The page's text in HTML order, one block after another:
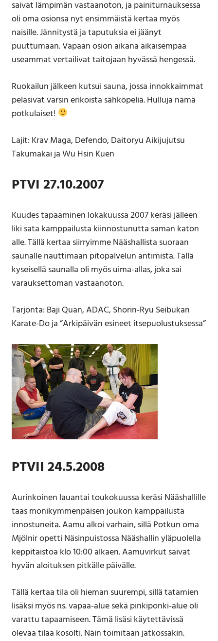
saivat lämpimän vastaanoton, ja painiturnauksessa
oli oma osionsa nyt ensimmäistä kertaa myös
naisille. Jännitystä ja taputuksia ei jäänyt
puuttumaan. Vapaan osion aikana aikaisempaa
useammat vertailivat taitojaan hyvässä hengessä.
Ruokailun jälkeen kutsui sauna, jossa innokkaimmat
pelasivat varsin erikoista sähköpeliä. Hulluja nämä
potkulaiset!
Lajit: Krav Maga, Defendo, Daitoryu Aikijujutsu
Takumakai ja Wu Hsin Kuen
PTVI 27.10.2007
Kuudes tapaaminen lokakuussa 2007 keräsi jälleen
liki sata kamppailusta kiinnostunutta saman katon
alle. Tällä kertaa siirryimme Nääshallista suoraan
saunalle nauttimaan pitopalvelun antimista. Tällä
kyseisellä saunalla oli myös uima-allas, joka sai
varauksettoman vastaanoton.
Tarjonta: Baji Quan, ADAC, Shorin-Ryu Seibukan
Karate-Do ja ”Arkipäivän esineet itsepuolustuksessa”
PTVII 24.5.2008
Aurinkoinen lauantai toukokuussa keräsi Nääshallille
taas monikymmenpäisen joukon kamppailusta
innostuneita. Aamu alkoi varhain, sillä Potkun oma
Mjölnir opetti Näsinpuistossa Nääshallin yläpuolella
keppitaistoa klo 10:00 alkaen. Aamuvirkut saivat
hyvän aloituksen pitkälle päivälle.
Tällä kertaa tila oli hieman suurempi, sillä tatamien
lisäksi myös ns. vapaa-alue sekä pinkiponki-alue oli
varattu tapaamiseen. Tämä lisäsi käytettävissä
olevaa tilaa kosolti. Näin toimitaan jatkossakin.